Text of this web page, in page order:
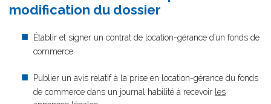
modification du dossier
Établir et signer un contrat de location-gérance d’un fonds de
commerce
Publier un avis relatif à la prise en location-gérance du fonds
de commerce dans un journal habilité à recevoir les